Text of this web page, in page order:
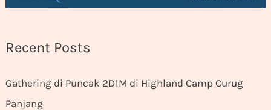
Recent Posts
Gathering di Puncak 2D1M di Highland Camp Curug
Panjang